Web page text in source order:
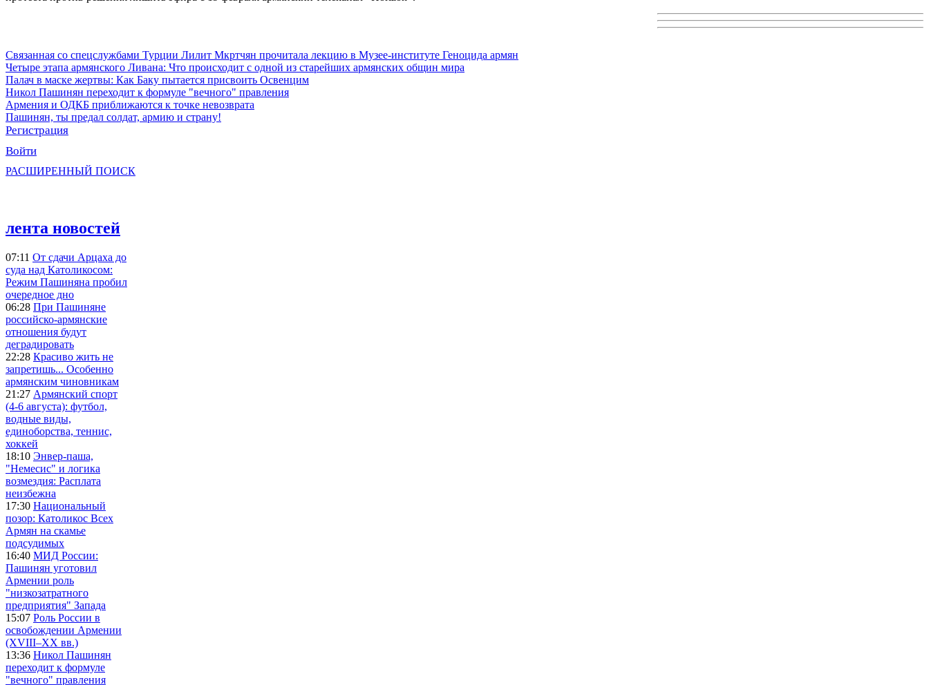
Связанная со спецслужбами Турции Лилит Мкртчян прочитала лекцию в Музее-институте Геноцида армян
Четыре этапа армянского Ливана: Что происходит с одной из старейших армянских общин мира
Палач в маске жертвы: Как Баку пытается присвоить Освенцим
Никол Пашинян переходит к формуле "вечного" правления
Армения и ОДКБ приближаются к точке невозврата
Пашинян, ты предал солдат, армию и страну!
Регистрация
Войти
РАСШИРЕННЫЙ ПОИСК
лента новостей
07:11 От сдачи Арцаха до
суда над Католикосом:
Режим Пашиняна пробил
очередное дно
06:28 При Пашиняне
российско-армянские
отношения будут
деградировать
22:28 Красиво жить не
запретишь... Особенно
армянским чиновникам
21:27 Армянский спорт
(4-6 августа): футбол,
водные виды,
единоборства, теннис,
хоккей
18:10 Энвер-паша,
"Немесис" и логика
возмездия: Расплата
неизбежна
17:30 Национальный
позор: Католикос Всех
Армян на скамье
подсудимых
16:40 МИД России:
Пашинян уготовил
Армении роль
"низкозатратного
предприятия" Запада
15:07 Роль России в
освобождении Армении
(XVIII–XX вв.)
13:36 Никол Пашинян
переходит к формуле
"вечного" правления